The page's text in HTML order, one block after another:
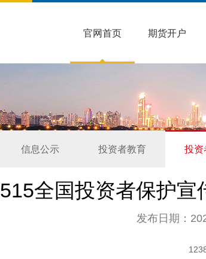
官网首页 期货开户
信息公示 投资者教育 投资
515全国投资者保护
发布日期：